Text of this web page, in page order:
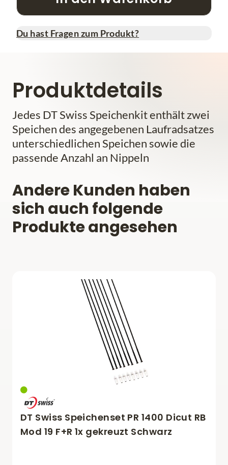
Du hast Fragen zum Produkt?
Produktdetails
Jedes DT Swiss Speichenkit enthält zwei
Speichen des angegebenen Laufradsatzes
unterschiedlichen Speichen sowie die
passende Anzahl an Nippeln
Andere Kunden haben
sich auch folgende
Produkte angesehen
DT Swiss Speichenset PR 1400 Dicut RB
Mod 19 F+R 1x gekreuzt Schwarz